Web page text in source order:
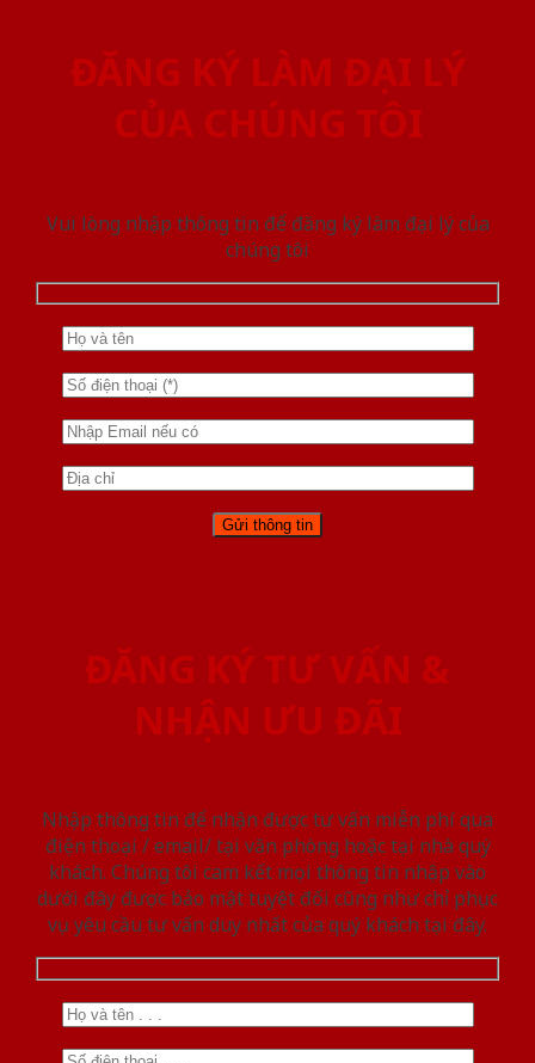
ĐĂNG KÝ LÀM ĐẠI LÝ
CỦA CHÚNG TÔI
Vui lòng nhập thông tin để đăng ký làm đại lý của
chúng tôi
ĐĂNG KÝ TƯ VẤN &
NHẬN ƯU ĐÃI
Nhập thông tin để nhận được tư vấn miễn phí qua
điện thoại / email/ tại văn phòng hoặc tại nhà quý
khách. Chúng tôi cam kết mọi thông tin nhập vào
dưới đây được bảo mật tuyệt đối cũng như chỉ phục
vụ yêu cầu tư vấn duy nhất của quý khách tại đây.